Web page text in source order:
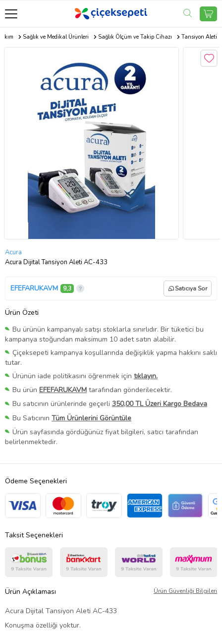
Sağlık ve Medikal Ürünleri Sağlık Ölçüm ve Takip Cihazı Tansiyon Aleti
Acura
Acura Dijital Tansiyon Aleti AC-433
EFEFARUKAVM 9,3 Satıcıya Sor
Ürün Özeti
Bu ürünün kampanyalı satışı stoklarla sınırlıdır. Bir tüketici bu
kampanya stoğundan maksimum 10 adet satın alabilir.
Çiçeksepeti kampanya koşullarında değişiklik yapma hakkını saklı
tutar.
Ürünün iade politikasını öğrenmek için tıklayın.
Bu ürün EFEFARUKAVM tarafından gönderilecektir.
Bu satıcının ürünlerinde geçerli 350,00 TL Üzeri Kargo Bedava
Bu Satıcının Tüm Ürünlerini Görüntüle
Ürün sayfasında gördüğünüz fiyat bilgileri, satıcı tarafından
belirlenmektedir.
Ödeme Seçenekleri
Taksit Seçenekleri
Ürün Açıklaması Ürün Güvenliği Bilgileri
Acura Dijital Tansiyon Aleti AC-433
Konuşma özelliği yoktur.